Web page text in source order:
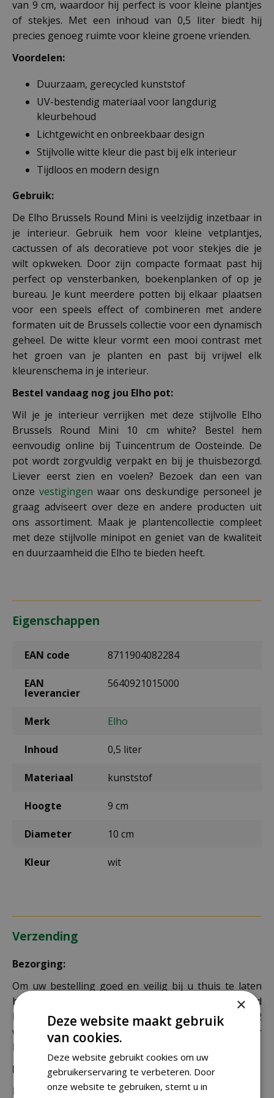
van 9 cm, waardoor hij perfect is voor kleine plantjes
of stekjes. Met een inhoud van 0,5 liter biedt hij
precies genoeg ruimte voor kleine groene vrienden.
Voordelen:
Duurzaam, gerecycled kunststof
UV-bestendig materiaal voor langdurig
kleurbehoud
Lichtgewicht en onbreekbaar design
Stijlvolle witte kleur die past bij elk interieur
Tijdloos en modern design
Gebruik:
De Elho Brussels Round Mini is veelzijdig inzetbaar in
je interieur. Gebruik hem voor kleine vetplantjes,
cactussen of als decoratieve pot voor stekjes die je
wilt opkweken. Door zijn compacte formaat past hij
perfect op vensterbanken, boekenplanken of op je
bureau. Je kunt meerdere potten bij elkaar plaatsen
voor een speels effect of combineren met andere
formaten uit de Brussels collectie voor een dynamisch
geheel. De witte kleur vormt een mooi contrast met
het groen van je planten en past bij vrijwel elk
kleurenschema in je interieur.
Bestel vandaag nog jou Elho pot:
Wil je je interieur verrijken met deze stijlvolle Elho
Brussels Round Mini 10 cm white? Bestel hem
eenvoudig online bij Tuincentrum de Oosteinde. De
pot wordt zorgvuldig verpakt en bij je thuisbezorgd.
Liever eerst zien en voelen? Bezoek dan een van
onze vestigingen waar ons deskundige personeel je
graag adviseert over deze en andere producten uit
ons assortiment. Maak je plantencollectie compleet
met deze stijlvolle minipot en geniet van de kwaliteit
en duurzaamheid die Elho te bieden heeft.
Eigenschappen
EAN code 8711904082284
EAN
leverancier
5640921015000
Merk Elho
Inhoud 0,5 liter
Materiaal kunststof
Hoogte 9 cm
Diameter 10 cm
Kleur wit
Verzending
Bezorging:
Om uw bestelling goed en veilig bij u thuis te laten
bezorgen maken wij gebruik van PostNL. De levertijd
bedraagt doorgaans tussen de 1 en 2
werkdagen. Deze bezorgtijd geldt zowel voor
Nederland als België.
Bezorgkosten Nederland:
Bestellingen van € 49,95 of meer verzenden wij gratis.
×
Deze website maakt gebruik
van cookies.
Deze website gebruikt cookies om uw
gebruikerservaring te verbeteren. Door
onze website te gebruiken, stemt u in